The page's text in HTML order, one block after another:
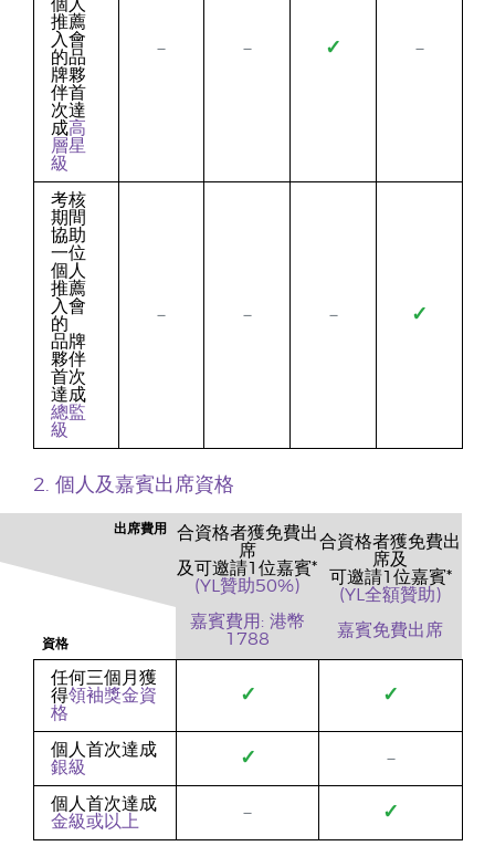
個人
推薦
入會
的品
牌夥
伴首
次達
成高
層星
級
－ － ✓ －
考核
期間
協助
一位
個人
推薦
入會
的
品牌
夥伴
首次
達成
總監
級
－ － － ✓
2. 個人及嘉賓出席資格
出席費用
資格
合資格者獲免費出
席
及可邀請1位嘉賓*
(YL贊助50%)
嘉賓費用: 港幣
1788
合資格者獲免費出
席及
可邀請1位嘉賓*
(YL全額贊助)
嘉賓免費出席
任何三個月獲
得領袖獎金資
格
✓ ✓
個人首次達成
銀級
✓ －
個人首次達成
金級或以上
－ ✓